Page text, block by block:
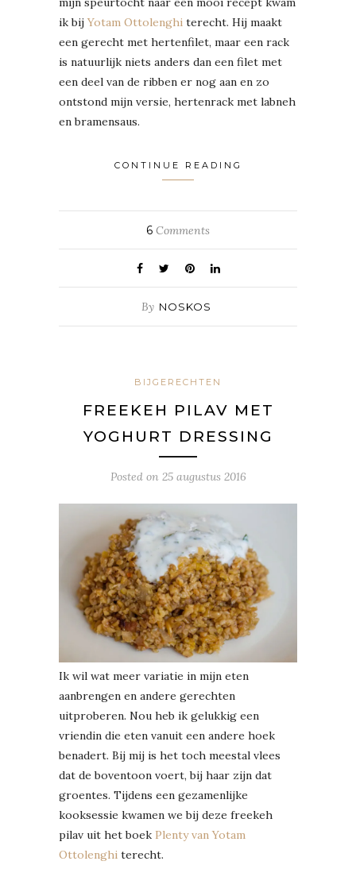
ik bijYotam Ottolenghi terecht. Hij maakt
een gerecht met hertenfilet, maar een rack
is natuurlijk niets anders dan een filet met
een deel van de ribben er nog aan en zo
ontstond mijn versie, hertenrack met labneh
en bramensaus.
CONTINUE READING
6 Comments
By NOSKOS
BIJGERECHTEN
FREEKEH PILAV MET
YOGHURT DRESSING
Posted on 25 augustus 2016
Ik wil wat meer variatie in mijn eten
aanbrengen en andere gerechten
uitproberen. Nou heb ik gelukkig een
vriendin die eten vanuit een andere hoek
benadert. Bij mij is het toch meestal vlees
dat de boventoon voert, bij haar zijn dat
groentes. Tijdens een gezamenlijke
kooksessie kwamen we bij deze freekeh
pilav uit het boek Plenty van Yotam
Ottolenghi terecht.